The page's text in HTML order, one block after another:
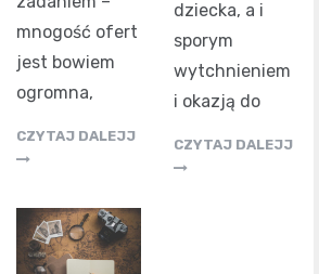
mnogość ofert
jest bowiem
ogromna,
CZYTAJ DALEJJ
dziecka, a i
sporym
wytchnieniem
i okazją do
CZYTAJ DALEJJ